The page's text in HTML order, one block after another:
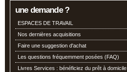
une demande ?
ESPACES DE TRAVAIL
Nos dernières acquisitions
Faire une suggestion d'achat
Les questions fréquemment posées (FAQ)
Livres Services : bénéficiez du prêt à domicile